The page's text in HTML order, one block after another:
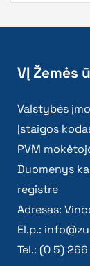
VĮ Žemės
Valstybės
Įstaigos
PVM
Duomenys
registre
Adresas:
El.p.:
Tel.: (0 5)